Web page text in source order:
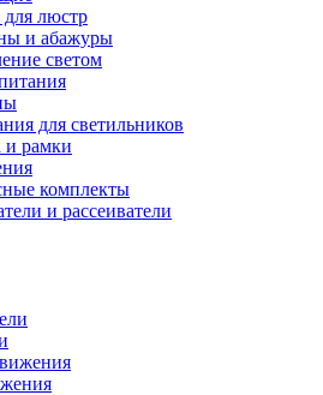
люстр
и абажуры
светом
для светильников
и рамки
комплекты
и рассеиватели